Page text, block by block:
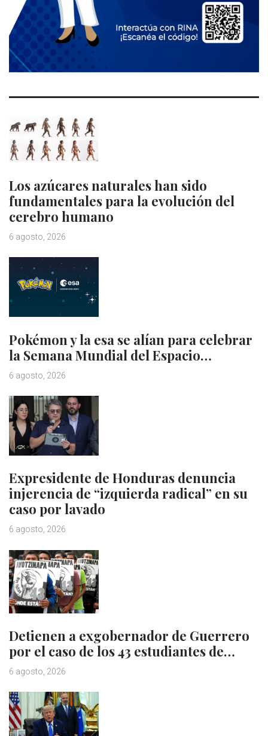
Los azúcares naturales han sido
fundamentales para la evolución del
cerebro humano
6 agosto, 2026
Pokémon y la esa se alían para celebrar
la Semana Mundial del Espacio…
6 agosto, 2026
Expresidente de Honduras denuncia
injerencia de “izquierda radical” en su
caso por lavado
6 agosto, 2026
Detienen a exgobernador de Guerrero
por el caso de los 43 estudiantes de…
6 agosto, 2026